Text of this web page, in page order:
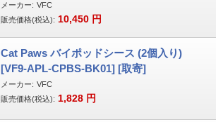
メーカー: VFC
販売価格(税込): 10,450 円
Cat Paws バイポッドシース (2個入り)
[VF9-APL-CPBS-BK01] [取寄]
メーカー: VFC
販売価格(税込): 1,828 円